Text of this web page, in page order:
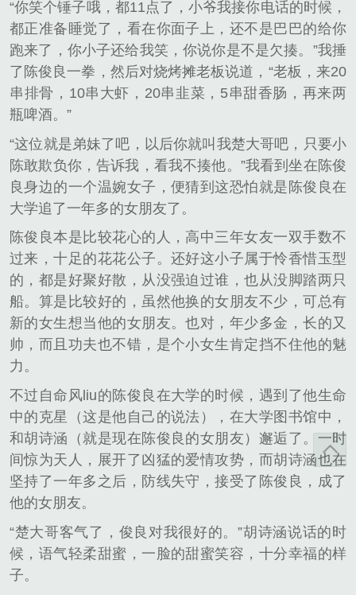
“你笑个锤子哦，都11点了，小爷我接你电话的时候，
都正准备睡觉了，看在你面子上，还不是巴巴的给你
跑来了，你小子还给我笑，你说你是不是欠揍。”我捶
了陈俊良一拳，然后对烧烤摊老板说道，“老板，来20
串排骨，10串大虾，20串韭菜，5串甜香肠，再来两
瓶啤酒。”
“这位就是弟妹了吧，以后你就叫我楚大哥吧，只要小
陈敢欺负你，告诉我，看我不揍他。”我看到坐在陈俊
良身边的一个温婉女子，便猜到这恐怕就是陈俊良在
大学追了一年多的女朋友了。
陈俊良本是比较花心的人，高中三年女友一双手数不
过来，十足的花花公子。还好这小子属于怜香惜玉型
的，都是好聚好散，从没强迫过谁，也从没脚踏两只
船。算是比较好的，虽然他换的女朋友不少，可总有
新的女生想当他的女朋友。也对，年少多金，长的又
帅，而且功夫也不错，是个小女生肯定挡不住他的魅
力。
不过自命风liu的陈俊良在大学的时候，遇到了他生命
中的克星（这是他自己的说法），在大学图书馆中，
和胡诗涵（就是现在陈俊良的女朋友）邂逅了。一时
间惊为天人，展开了凶猛的爱情攻势，而胡诗涵也在
坚持了一年多之后，防线失守，接受了陈俊良，成了
他的女朋友。
“楚大哥客气了，俊良对我很好的。”胡诗涵说话的时
候，语气轻柔甜蜜，一脸的甜蜜笑容，十分幸福的样
子。